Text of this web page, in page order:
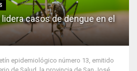
lidera casos de dengue en el
epidemiológico número 13, emitido